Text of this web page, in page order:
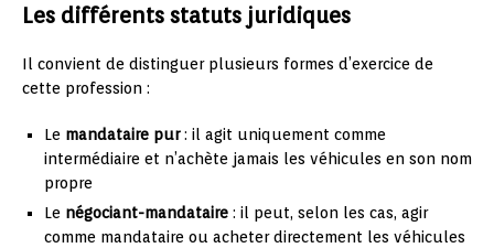
Les différents statuts juridiques
Il convient de distinguer plusieurs formes d’exercice de
cette profession :
Le mandataire pur: il agit uniquement comme
intermédiaire et n’achète jamais les véhicules en son nom
propre
Le négociant-mandataire : il peut, selon les cas, agir
comme mandataire ou acheter directement les véhicules